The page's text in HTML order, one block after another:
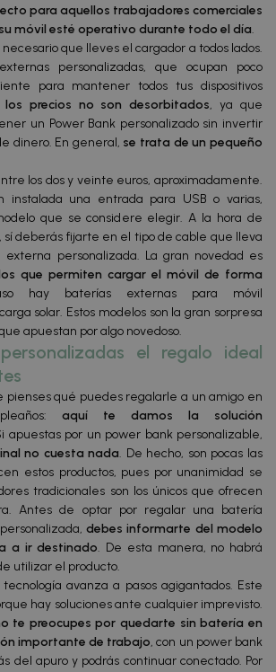
para aquellos trabajadores comerciales
móvil esté operativo durante todo el día.
que lleves el cargador a todos lados.
personalizadas, que ocupan poco
para mantener todos tus dispositivos
los precios no son desorbitados, ya que
un Power Bank personalizado sin invertir
dinero. En general, se trata de un pequeño
los dos y veinte euros, aproximadamente.
instalada una entrada para USB o varias,
que se considere elegir. A la hora de
sí deberás fijarte en el tipo de cable que lleva
personalizada. La gran novedad es
que permiten cargar el móvil de forma
hay baterías externas para móvil
solar. Estos modelos son la gran sorpresa
apuestan por algo novedoso.
el regalo ideal
pienses qué puedes regalarle a un amigo en
aquí te damos la solución
apuestas por un power bank personalizable,
no cuesta nada. De hecho, son pocas las
estos productos, pues por unanimidad se
tradicionales son los únicos que ofrecen
Antes de optar por regalar una batería
debes informarte del modelo
a ir destinado. De esta manera, no habrá
utilizar el producto.
avanza a pasos agigantados. Este
hay soluciones ante cualquier imprevisto.
te preocupes por quedarte sin batería en
importante de trabajo, con un power bank
del apuro y podrás continuar conectado. Por